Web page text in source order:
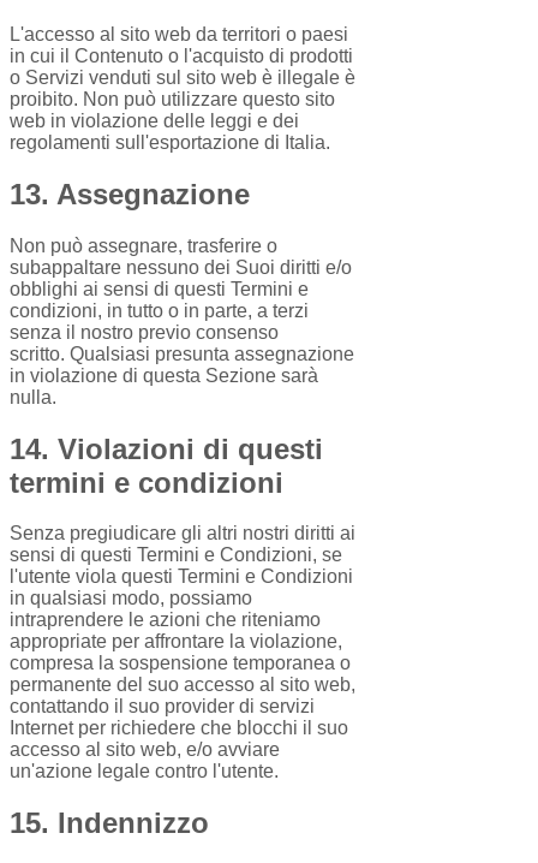
L'accesso al sito web da territori o paesi
in cui il Contenuto o l'acquisto di prodotti
o Servizi venduti sul sito web è illegale è
proibito. Non può utilizzare questo sito
web in violazione delle leggi e dei
regolamenti sull'esportazione di Italia.
13. Assegnazione
Non può assegnare, trasferire o
subappaltare nessuno dei Suoi diritti e/o
obblighi ai sensi di questi Termini e
condizioni, in tutto o in parte, a terzi
senza il nostro previo consenso
scritto. Qualsiasi presunta assegnazione
in violazione di questa Sezione sarà
nulla.
14. Violazioni di questi
termini e condizioni
Senza pregiudicare gli altri nostri diritti ai
sensi di questi Termini e Condizioni, se
l'utente viola questi Termini e Condizioni
in qualsiasi modo, possiamo
intraprendere le azioni che riteniamo
appropriate per affrontare la violazione,
compresa la sospensione temporanea o
permanente del suo accesso al sito web,
contattando il suo provider di servizi
Internet per richiedere che blocchi il suo
accesso al sito web, e/o avviare
un'azione legale contro l'utente.
15. Indennizzo